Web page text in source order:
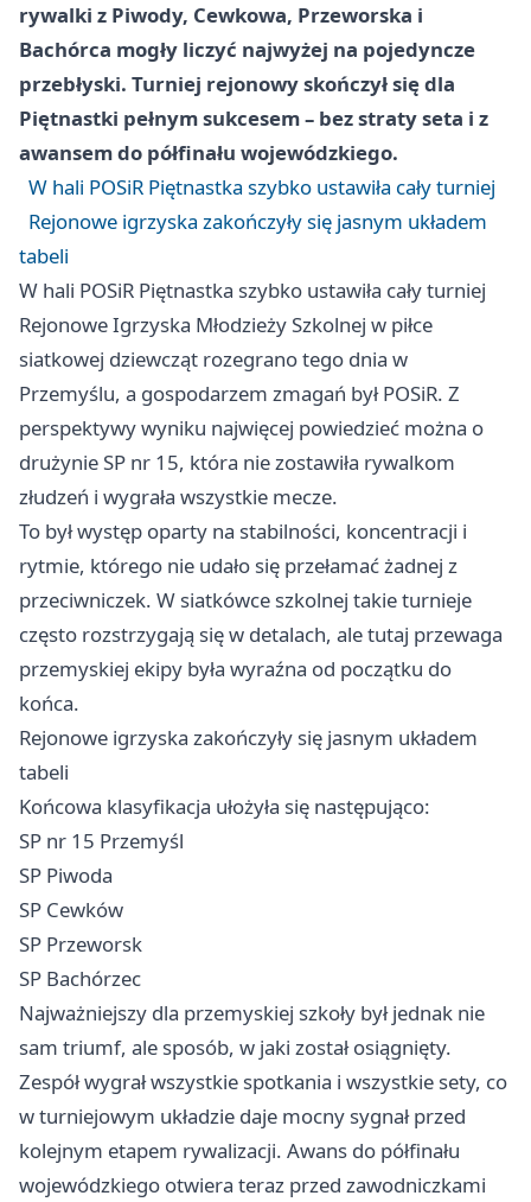
rywalki z Piwody, Cewkowa, Przeworska i
Bachórca mogły liczyć najwyżej na pojedyncze
przebłyski. Turniej rejonowy skończył się dla
Piętnastki pełnym sukcesem – bez straty seta i z
awansem do półfinału wojewódzkiego.
W hali POSiR Piętnastka szybko ustawiła cały turniej
Rejonowe igrzyska zakończyły się jasnym układem
tabeli
W hali POSiR Piętnastka szybko ustawiła cały turniej
Rejonowe Igrzyska Młodzieży Szkolnej w piłce
siatkowej dziewcząt rozegrano tego dnia w
Przemyślu, a gospodarzem zmagań był POSiR. Z
perspektywy wyniku najwięcej powiedzieć można o
drużynie SP nr 15, która nie zostawiła rywalkom
złudzeń i wygrała wszystkie mecze.
To był występ oparty na stabilności, koncentracji i
rytmie, którego nie udało się przełamać żadnej z
przeciwniczek. W siatkówce szkolnej takie turnieje
często rozstrzygają się w detalach, ale tutaj przewaga
przemyskiej ekipy była wyraźna od początku do
końca.
Rejonowe igrzyska zakończyły się jasnym układem
tabeli
Końcowa klasyfikacja ułożyła się następująco:
SP nr 15 Przemyśl
SP Piwoda
SP Cewków
SP Przeworsk
SP Bachórzec
Najważniejszy dla przemyskiej szkoły był jednak nie
sam triumf, ale sposób, w jaki został osiągnięty.
Zespół wygrał wszystkie spotkania i wszystkie sety, co
w turniejowym układzie daje mocny sygnał przed
kolejnym etapem rywalizacji. Awans do półfinału
wojewódzkiego otwiera teraz przed zawodniczkami